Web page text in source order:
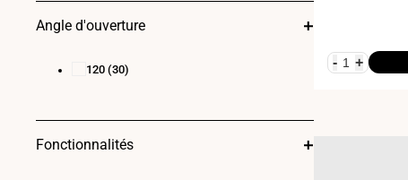
- +
Angle d'ouverture
120 (30)
Fonctionnalités